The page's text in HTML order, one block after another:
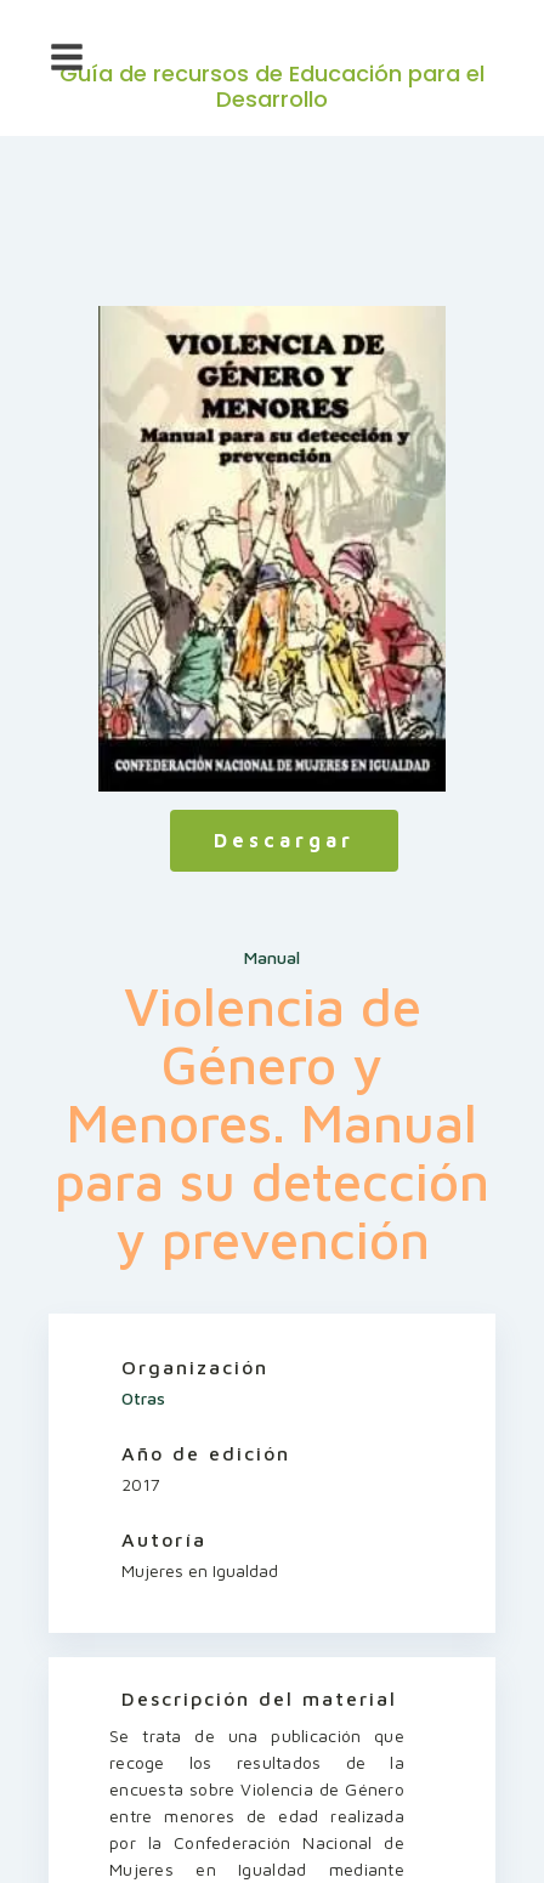
Guía de recursos de Educación para el
Desarrollo
Descargar
Manual
Violencia de
Género y
Menores. Manual
para su detección
y prevención
Organización
Otras
Año de edición
2017
Autoría
Mujeres en Igualdad
Descripción del material
Se trata de una publicación que
recoge los resultados de la
encuesta sobre Violencia de Género
entre menores de edad realizada
por la Confederación Nacional de
Mujeres en Igualdad mediante